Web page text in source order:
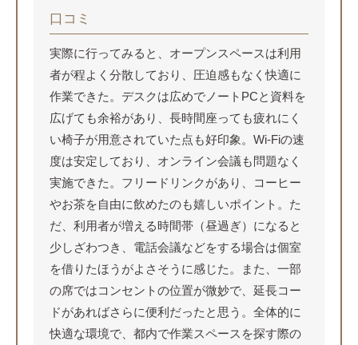
口コミ
実際に行ってみると、オープンスペースは利用
者が程よく分散しており、圧迫感もなく快適に
作業できた。デスクは広めでノートPCと資料を
広げても余裕があり、長時間座っても疲れにく
い椅子が用意されていた点も好印象。Wi-Fiの速
度は安定しており、オンライン会議も問題なく
実施できた。フリードリンクがあり、コーヒー
やお茶を自由に飲めたのも嬉しいポイント。た
だ、利用者が増える時間帯（昼過ぎ）になると
少しざわつき、電話会議などをする場合は個室
を借りたほうがよさそうに感じた。また、一部
の席ではコンセントの位置が微妙で、延長コー
ドがあればさらに便利だったと思う。全体的に
快適な環境で、都内で作業スペースを探す際の